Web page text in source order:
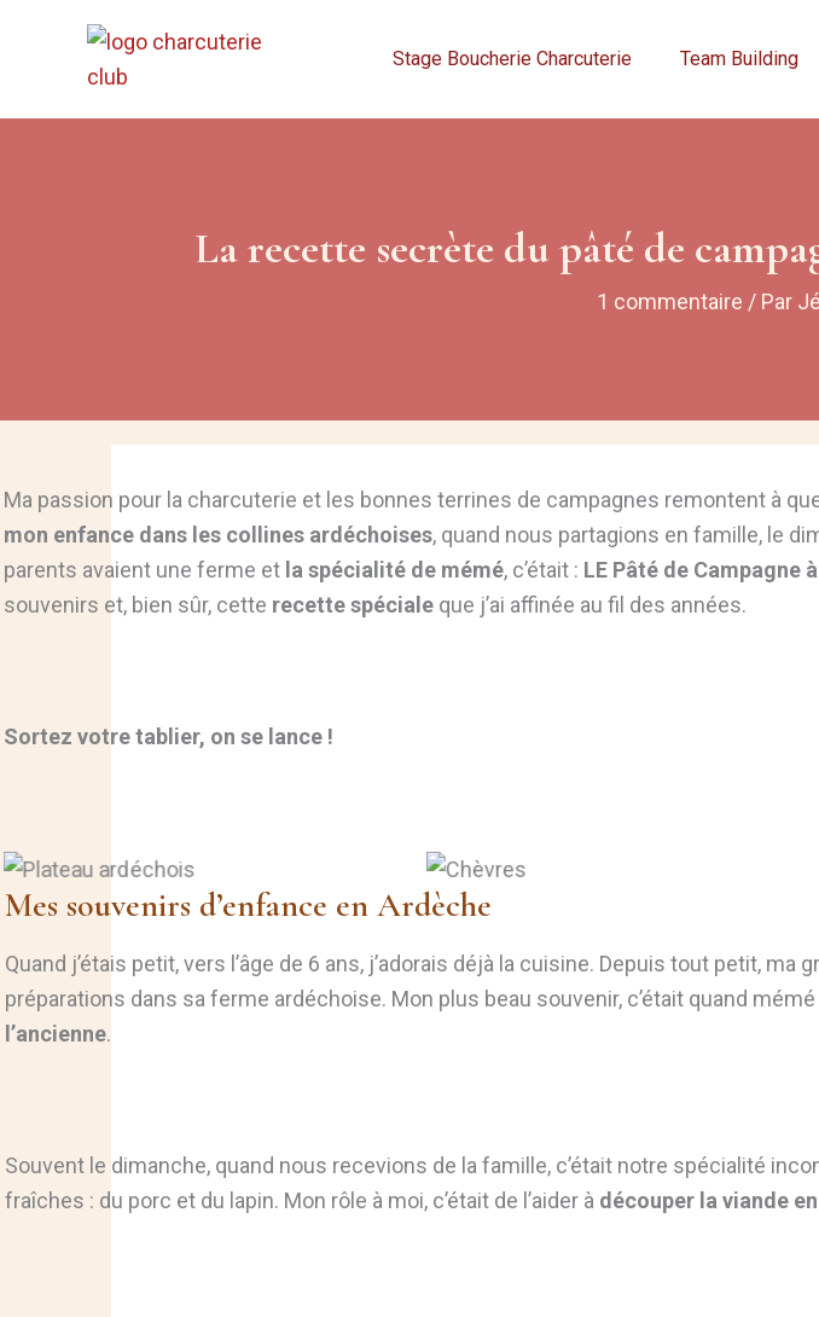
Stage Boucherie Charcuterie Team Building
La recette secrète du pâté de
1 commentaire / Par
Ma passion pour la charcuterie et les bonnes terrines de campagnes remontent à
mon enfance dans les collines ardéchoises, quand nous partagions en famille, le
parents avaient une ferme etla spécialité de mémé, c’était : LE Pâté de Campagne
souvenirs et, bien sûr, cette recette spécialeque j’ai affinée au fil des années.
Sortez votre tablier, on se lance !
Mes souvenirs d’enfance en Ardèche
Quand j’étais petit, vers l’âge de 6 ans, j’adorais déjà la cuisine. Depuis tout petit,
préparations dans sa ferme ardéchoise. Mon plus beau souvenir, c’était quand
l’ancienne.
Souvent le dimanche, quand nous recevions de la famille, c’était notre spécialité
fraîches : du porc et du lapin. Mon rôle à moi, c’était de l’aider à découper la viande